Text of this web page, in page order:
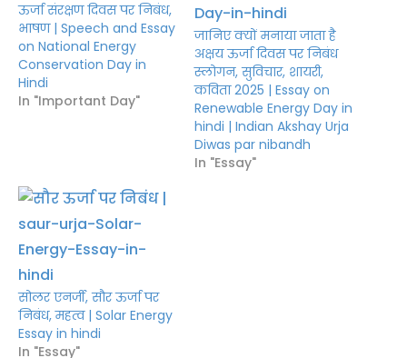
ऊर्जा संरक्षण दिवस पर निबंध,
भाषण | Speech and Essay
on National Energy
Conservation Day in
Hindi
In "Important Day"
जानिए क्यों मनाया जाता है
अक्षय ऊर्जा दिवस पर निबंध
स्लोगन, सुविचार, शायरी,
कविता 2025 | Essay on
Renewable Energy Day in
hindi | Indian Akshay Urja
Diwas par nibandh
In "Essay"
सोलर एनर्जी, सौर ऊर्जा पर
निबंध, महत्व | Solar Energy
Essay in hindi
In "Essay"